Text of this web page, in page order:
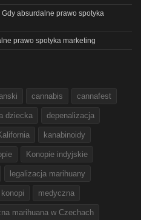
Gdy absurdalne prawo spotyka
prawo spotyka marketing
cannabis cannafest
dziecka depenalizacja
kanabinoidy
Konopie indyjskie
legalizacja marihuany
medyczna
marihuana w Czechach